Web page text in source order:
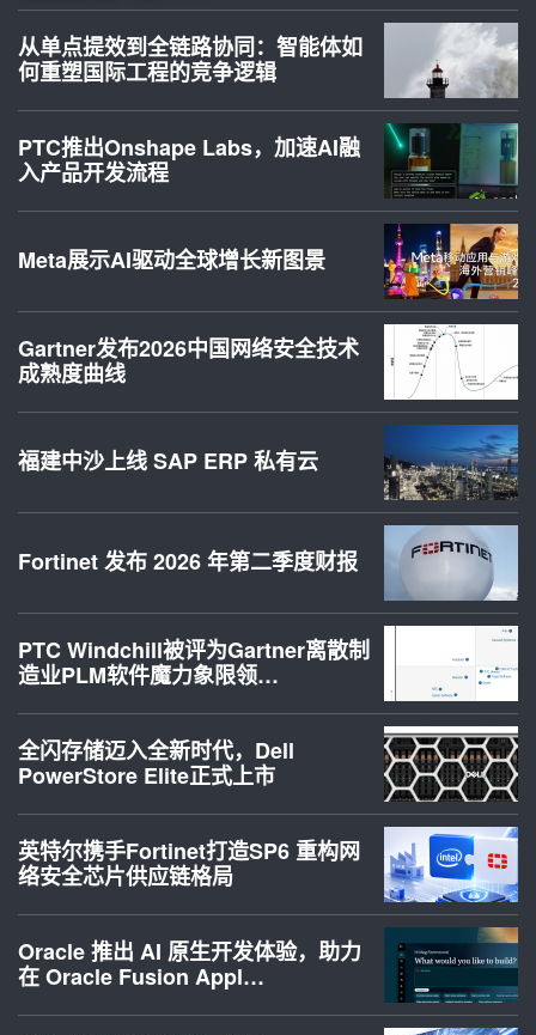
从单点提效到全链路协同：智能体如
何重塑国际工程的竞争逻辑
PTC推出Onshape Labs，加速AI融
入产品开发流程
Meta展示AI驱动全球增长新图景
Gartner发布2026中国网络安全技术
成熟度曲线
福建中沙上线 SAP ERP 私有云
Fortinet 发布 2026 年第二季度财报
PTC Windchill被评为Gartner离散制
造业PLM软件魔力象限领…
全闪存储迈入全新时代，Dell
PowerStore Elite正式上市
英特尔携手Fortinet打造SP6 重构网
络安全芯片供应链格局
Oracle 推出 AI 原生开发体验，助力
在 Oracle Fusion Appl…